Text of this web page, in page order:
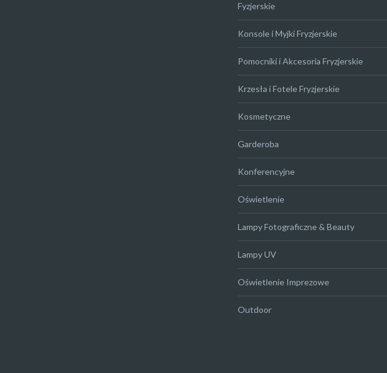
Fyzjerskie
Konsole i Myjki Fryzjerskie
Pomocniki i Akcesoria Fryzjerskie
Krzesła i Fotele Fryzjerskie
Kosmetyczne
Garderoba
Konferencyjne
Oświetlenie
Lampy Fotograficzne & Beauty
Lampy UV
Oświetlenie Imprezowe
Outdoor